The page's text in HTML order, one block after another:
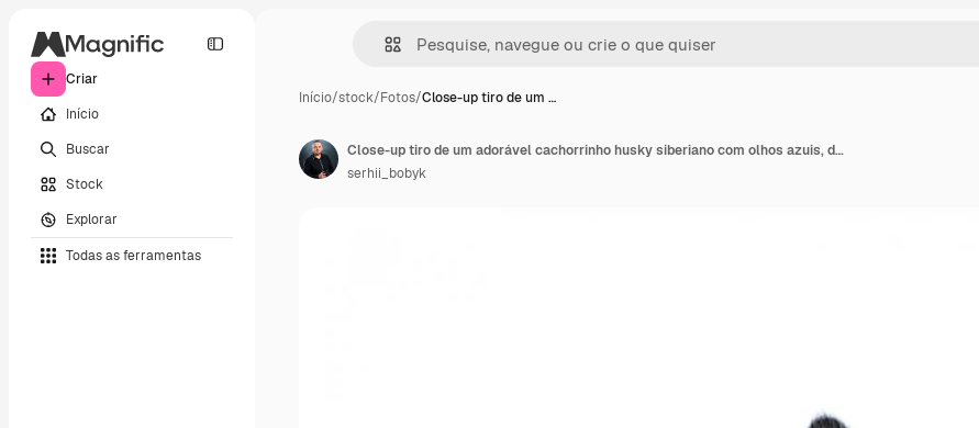
Criar
Início
Buscar
Stock
Explorar
Todas as ferramentas
Início/stock/Fotos/Close-up tiro de um …
Close-up tiro de um adorável cachorrinho husky siberiano com olhos azuis, deitado perto de sua tigela de comida, isolada no branco.
serhii_bobyk